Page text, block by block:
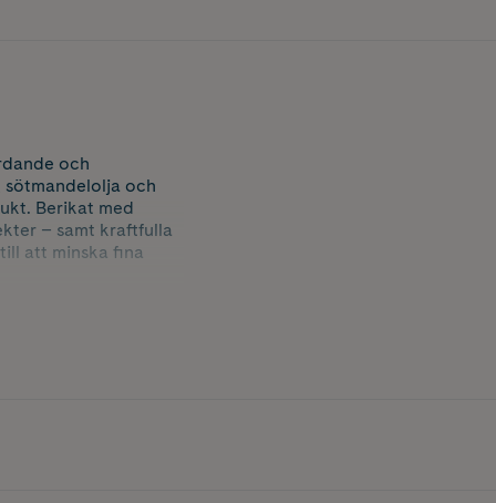
och
sötmandelolja och
Berikat med
– samt kraftfulla
att minska fina